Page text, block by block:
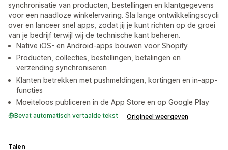
synchronisatie van producten, bestellingen en klantgegevens
voor een naadloze winkelervaring. Sla lange ontwikkelingscycli
over en lanceer snel apps, zodat jij je kunt richten op de groei
van je bedrijf terwijl wij de technische kant beheren.
Native iOS- en Android-apps bouwen voor Shopify
Producten, collecties, bestellingen, betalingen en
verzending synchroniseren
Klanten betrekken met pushmeldingen, kortingen en in-app-
functies
Moeiteloos publiceren in de App Store en op Google Play
Bevat automatisch vertaalde tekst Origineel weergeven
Talen